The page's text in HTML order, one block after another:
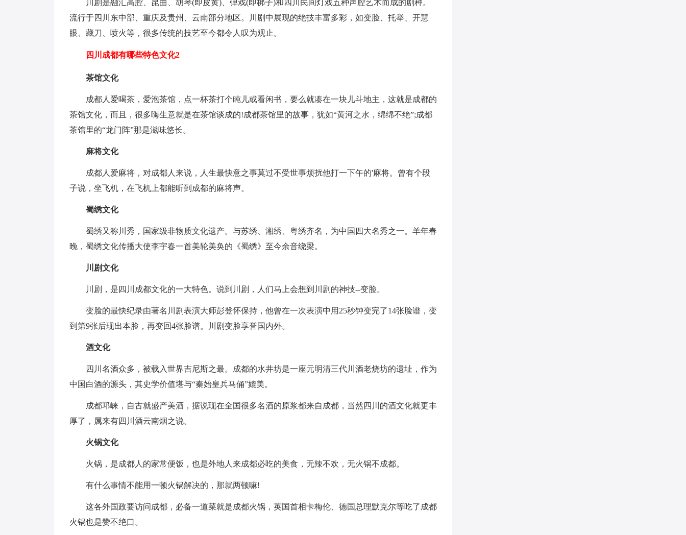
川剧是融汇高腔、昆曲、胡琴(即皮黄)、弹戏(即梆子)和四川民间灯戏五种声腔艺术而成的剧种。
流行于四川东中部、重庆及贵州、云南部分地区。川剧中展现的绝技丰富多彩，如变脸、托举、开慧
眼、藏刀、喷火等，很多传统的技艺至今都令人叹为观止。
四川成都有哪些特色文化2
茶馆文化
成都人爱喝茶，爱泡茶馆，点一杯茶打个盹儿或看闲书，要么就凑在一块儿斗地主，这就是成都的
茶馆文化，而且，很多嗨生意就是在茶馆谈成的!成都茶馆里的故事，犹如“黄河之水，绵绵不绝”;成都
茶馆里的“龙门阵”那是滋味悠长。
麻将文化
成都人爱麻将，对成都人来说，人生最快意之事莫过不受世事烦扰他打一下午的'麻将。曾有个段
子说，坐飞机，在飞机上都能听到成都的麻将声。
蜀绣文化
蜀绣又称川秀，国家级非物质文化遗产。与苏绣、湘绣、粤绣齐名，为中国四大名秀之一。羊年春
晚，蜀绣文化传播大使李宇春一首美轮美奂的《蜀绣》至今余音绕梁。
川剧文化
川剧，是四川成都文化的一大特色。说到川剧，人们马上会想到川剧的神技--变脸。
变脸的最快纪录由著名川剧表演大师彭登怀保持，他曾在一次表演中用25秒钟变完了14张脸谱，变
到第9张后现出本脸，再变回4张脸谱。川剧变脸享誉国内外。
酒文化
四川名酒众多，被载入世界吉尼斯之最。成都的水井坊是一座元明清三代川酒老烧坊的遗址，作为
中国白酒的源头，其史学价值堪与“秦始皇兵马俑”媲美。
成都邛崃，自古就盛产美酒，据说现在全国很多名酒的原浆都来自成都，当然四川的酒文化就更丰
厚了，属来有四川酒云南烟之说。
火锅文化
火锅，是成都人的家常便饭，也是外地人来成都必吃的美食，无辣不欢，无火锅不成都。
有什么事情不能用一顿火锅解决的，那就两顿嘛!
这各外国政要访问成都，必备一道菜就是成都火锅，英国首相卡梅伦、德国总理默克尔等吃了成都
火锅也是赞不绝口。